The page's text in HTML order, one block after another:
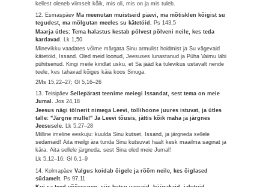
kellest oleneb viimselt kõik, mis oli, mis on ja mis tuleb.
12. Esmaspäev Ma meenutan muistseid päevi, ma mõtisklen kõigist su
tegudest, ma mõlgutan meeles su kätetöid. Ps 143,5
Maarja ütles: Tema halastus kestab põlvest põlveni neile, kes teda
kardavad. Lk 1,50
Minevikku vaadates võime märgata Sinu armulist hoidmist ja Su vägevaid
kätetöid, Issand. Oled meid loonud, Jeesuses lunastanud ja Püha Vaimu läbi
pühitsenud. Kingi meile kindlat usku, et Sa jääd ka tulevikus ustavalt nende
teele, kes tahavad kõiges käia koos Sinuga.
2Ms 15,22–27; Gl 5,16–26
13. TeisipäevSellepärast teenime meiegi Issandat, sest tema on meie
Jumal.Jos 24,18
Jeesus nägi tölnerit nimega Leevi, tollihoone juures istuvat, ja ütles
talle: "Järgne mulle!" Ja Leevi tõusis, jättis kõik maha ja järgnes
Jeesusele.
Lk 5,27–28
Milline imeline eeskuju: kuulda Sinu kutset, Issand, ja järgneda sellele
sedamaid! Aita meilgi ära tunda Sinu kutsuvat häält kesk maailma saginat ja
kära. Aita sellele järgneda, sest Sina oled meie Jumal!
Lk 5,12–16; Gl 6,1–9
14. KolmapäevValgus koidab õigele ja rõõm neile, kes õiglased
südamelt. Ps 97,11